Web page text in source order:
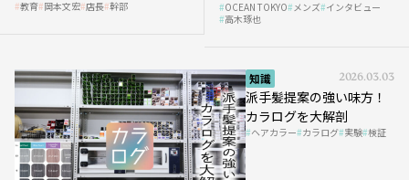
の「任せ方」
教育 岡本文宏 店長 幹部 OCEAN TOKYO メンズ インタビュー
高木琢也
知識 2026.03.03
派手髪提案の強い味方！
カラログを大解剖
ヘアカラー カラログ 実験 検証